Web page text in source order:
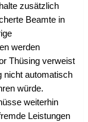
zusätzlich
Beamte in
werden
Thüsing verweist
nicht automatisch
würde.
weiterhin
Leistungen